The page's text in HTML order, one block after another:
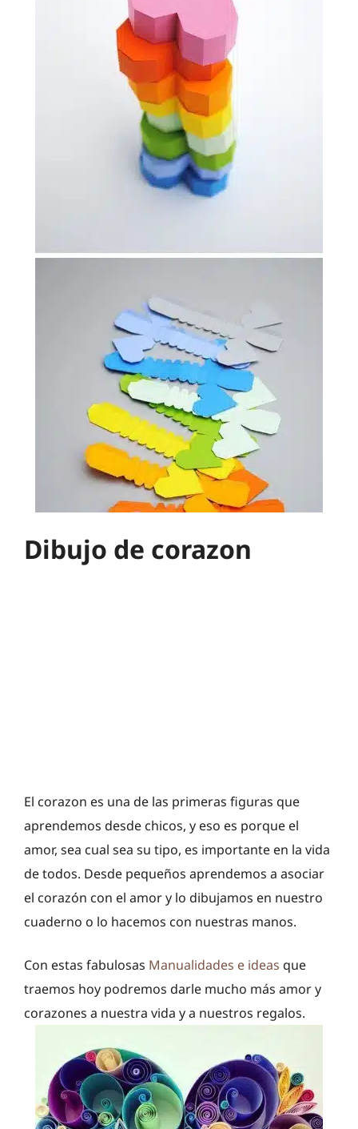
Dibujo de corazon
El corazon es una de las primeras figuras que
aprendemos desde chicos, y eso es porque el
amor, sea cual sea su tipo, es importante en la vida
de todos. Desde pequeños aprendemos a asociar
el corazón con el amor y lo dibujamos en nuestro
cuaderno o lo hacemos con nuestras manos.
Con estas fabulosas Manualidades e ideas que
traemos hoy podremos darle mucho más amor y
corazones a nuestra vida y a nuestros regalos.